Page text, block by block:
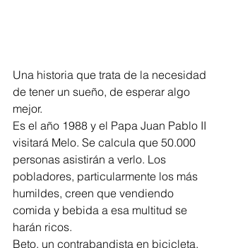
Una historia que trata de la necesidad
de tener un sueño, de esperar algo
mejor.
Es el año 1988 y el Papa Juan Pablo II
visitará Melo. Se calcula que 50.000
personas asistirán a verlo. Los
pobladores, particularmente los más
humildes, creen que vendiendo
comida y bebida a esa multitud se
harán ricos.
Beto, un contrabandista en bicicleta,